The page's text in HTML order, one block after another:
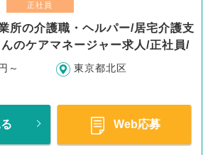
正社員
所の介護職・ヘルパー/居宅介護支
のケアマネージャー求人/正社員/
～
東京都北区
Web応募